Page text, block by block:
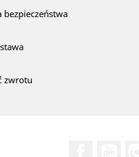
bezpieczeństwa
zwrotu